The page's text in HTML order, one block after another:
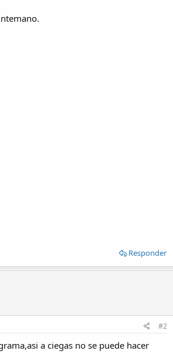
Responder
#2
a ciegas no se puede hacer